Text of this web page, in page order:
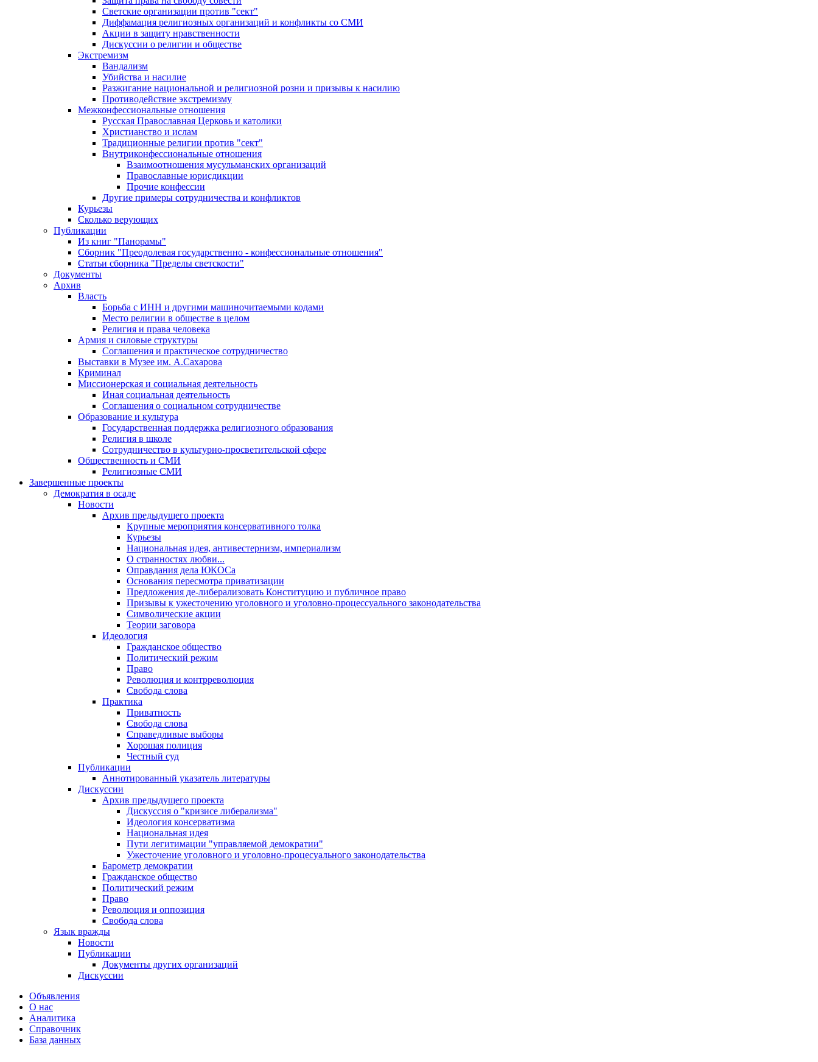
Светские организации против "сект"
Диффамация религиозных организаций и конфликты со СМИ
Акции в защиту нравственности
Дискуссии о религии и обществе
Экстремизм
Вандализм
Убийства и насилие
Разжигание национальной и религиозной розни и призывы к насилию
Противодействие экстремизму
Межконфессиональные отношения
Русская Православная Церковь и католики
Христианство и ислам
Традиционные религии против "сект"
Внутриконфессиональные отношения
Взаимоотношения мусульманских организаций
Православные юрисдикции
Прочие конфессии
Другие примеры сотрудничества и конфликтов
Курьезы
Сколько верующих
Публикации
Из книг "Панорамы"
Сборник "Преодолевая государственно - конфессиональные отношения"
Статьи сборника "Пределы светскости"
Документы
Архив
Власть
Борьба с ИНН и другими машиночитаемыми кодами
Место религии в обществе в целом
Религия и права человека
Армия и силовые структуры
Соглашения и практическое сотрудничество
Выставки в Музее им. А.Сахарова
Криминал
Миссионерская и социальная деятельность
Иная социальная деятельность
Соглашения о социальном сотрудничестве
Образование и культура
Государственная поддержка религиозного образования
Религия в школе
Сотрудничество в культурно-просветительской сфере
Общественность и СМИ
Религиозные СМИ
Завершенные проекты
Демократия в осаде
Новости
Архив предыдущего проекта
Крупные мероприятия консервативного толка
Курьезы
Национальная идея, антивестернизм, империализм
О странностях любви...
Оправдания дела ЮКОСа
Основания пересмотра приватизации
Предложения де-либерализовать Конституцию и публичное право
Призывы к ужесточению уголовного и уголовно-процессуального законодательства
Символические акции
Теории заговора
Идеология
Гражданское общество
Политический режим
Право
Революция и контрреволюция
Свобода слова
Практика
Приватность
Свобода слова
Справедливые выборы
Хорошая полиция
Честный суд
Публикации
Аннотированный указатель литературы
Дискуссии
Архив предыдущего проекта
Дискуссия о "кризисе либерализма"
Идеология консерватизма
Национальная идея
Пути легитимации "управляемой демократии"
Ужесточение уголовного и уголовно-процесуального законодательства
Барометр демократии
Гражданское общество
Политический режим
Право
Революция и оппозиция
Свобода слова
Язык вражды
Новости
Публикации
Документы других организаций
Дискуссии
Объявления
О нас
Аналитика
Справочник
База данных